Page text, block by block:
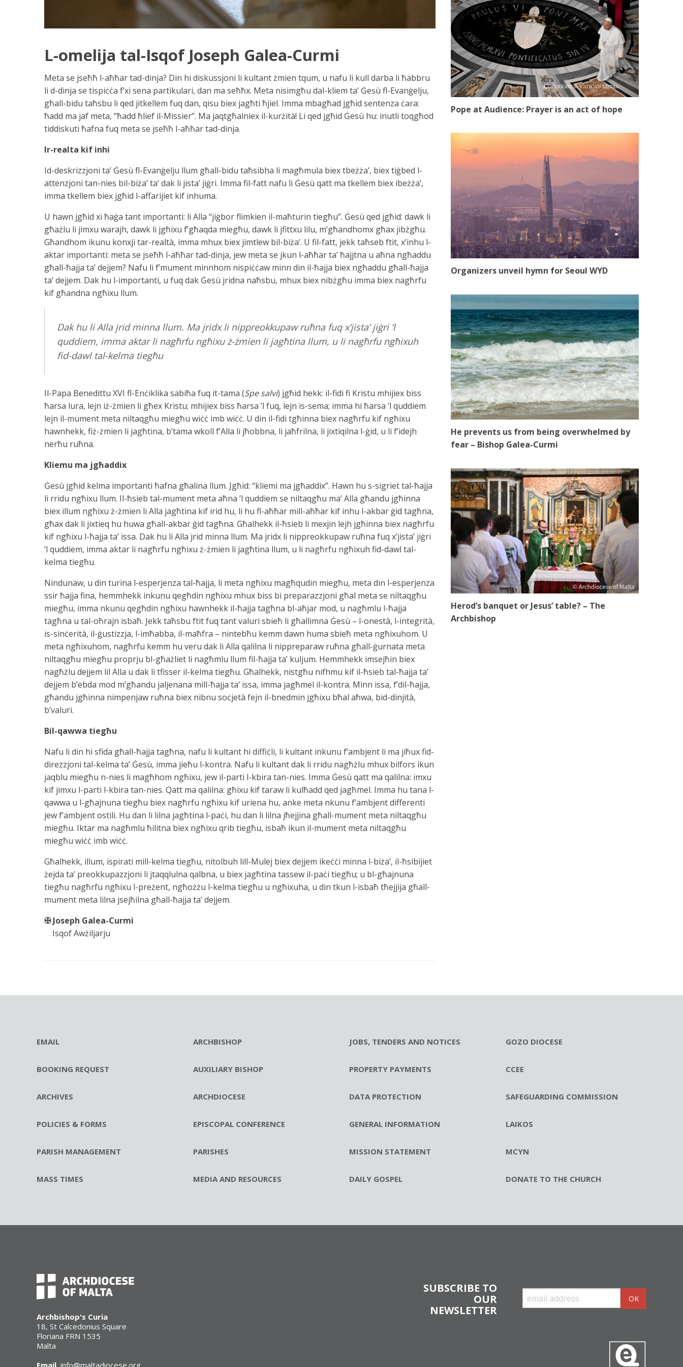
L-omelija tal-Isqof Joseph Galea-Curmi
Meta se jseħħ l-aħħar tad-dinja? Din hi diskussjoni li kultant żmien tqum, u nafu li kull darba li ħabbru
li d-dinja se tispiċċa f’xi sena partikulari, dan ma seħħx. Meta nisimgħu dal-kliem ta’ Ġesù fl-Evanġelju,
għall-bidu taħsbu li qed jitkellem fuq dan, qisu biex jagħti ħjiel. Imma mbagħad jgħid sentenza ċara:
ħadd ma jaf meta, “ħadd ħlief il-Missier”. Ma jaqtgħalniex il-kurżità! Li qed jgħid Ġesù hu: inutli toqgħod
tiddiskuti ħafna fuq meta se jseħħ l-aħħar tad-dinja.
Ir-realta kif inhi
Id-deskrizzjoni ta’ Ġesù fl-Evanġelju llum għall-bidu taħsibha li magħmula biex tbeżża’, biex tiġbed l-
attenzjoni tan-nies bil-biża’ ta’ dak li jista’ jiġri. Imma fil-fatt nafu li Ġesù qatt ma tkellem biex ibeżża’,
imma tkellem biex jgħid l-affarijiet kif inhuma.
U hawn jgħid xi ħaġa tant importanti: li Alla “jiġbor flimkien il-maħturin tiegħu”. Ġesù qed jgħid: dawk li
għażlu li jimxu warajh, dawk li jgħixu f’għaqda miegħu, dawk li jfittxu lilu, m’għandhomx għax jibżgħu.
Għandhom ikunu konxji tar-realtà, imma mhux biex jimtlew bil-biża’. U fil-fatt, jekk taħseb ftit, x’inhu l-
aktar importanti: meta se jseħħ l-aħħar tad-dinja, jew meta se jkun l-aħħar ta’ ħajjtna u aħna ngħaddu
għall-ħajja ta’ dejjem? Nafu li f’mument minnhom nispiċċaw minn din il-ħajja biex ngħaddu għall-ħajja
ta’ dejjem. Dak hu l-importanti, u fuq dak Ġesù jridna naħsbu, mhux biex nibżgħu imma biex nagħrfu
kif għandna ngħixu llum.
Dak hu li Alla jrid minna llum. Ma jridx li nippreokkupaw ruħna fuq x’jista’ jiġri ’l
quddiem, imma aktar li nagħrfu ngħixu ż-żmien li jagħtina llum, u li nagħrfu ngħixuh
fid-dawl tal-kelma tiegħu
Il-Papa Benedittu XVI fl-Enċiklika sabiħa fuq it-tama (Spe salvi) jgħid hekk: il-fidi fi Kristu mhijiex biss
ħarsa lura, lejn iż-żmien li għex Kristu; mhijiex biss ħarsa ’l fuq, lejn is-sema; imma hi ħarsa ’l quddiem
lejn il-mument meta niltaqgħu miegħu wiċċ imb wiċċ. U din il-fidi tgħinna biex nagħrfu kif ngħixu
hawnhekk, fiż-żmien li jagħtina, b’tama wkoll f’Alla li jħobbna, li jaħfrilna, li jixtiqilna l-ġid, u li f’idejh
nerħu ruħna.
Kliemu ma jgħaddix
Ġesù jgħid kelma importanti ħafna għalina llum. Jgħid: “kliemi ma jgħaddix”. Hawn hu s-sigriet tal-ħajja
li rridu ngħixu llum. Il-ħsieb tal-mument meta aħna ’l quddiem se niltaqgħu ma’ Alla għandu jgħinna
biex illum ngħixu ż-żmien li Alla jagħtina kif irid hu, li hu fl-aħħar mill-aħħar kif inhu l-akbar ġid tagħna,
għax dak li jixtieq hu huwa għall-akbar ġid tagħna. Għalhekk il-ħsieb li mexjin lejh jgħinna biex nagħrfu
kif ngħixu l-ħajja ta’ issa. Dak hu li Alla jrid minna llum. Ma jridx li nippreokkupaw ruħna fuq x’jista’ jiġri
’l quddiem, imma aktar li nagħrfu ngħixu ż-żmien li jagħtina llum, u li nagħrfu ngħixuh fid-dawl tal-
kelma tiegħu.
Nindunaw, u din turina l-esperjenza tal-ħajja, li meta ngħixu magħqudin miegħu, meta din l-esperjenza
ssir ħajja fina, hemmhekk inkunu qegħdin ngħixu mhux biss bi preparazzjoni għal meta se niltaqgħu
miegħu, imma nkunu qegħdin ngħixu hawnhekk il-ħajja tagħna bl-aħjar mod, u nagħmlu l-ħajja
tagħna u tal-oħrajn isbaħ. Jekk taħsbu ftit fuq tant valuri sbieħ li għallimna Ġesù – l-onestà, l-integrità,
is-sinċerità, il-ġustizzja, l-imħabba, il-maħfra – nintebħu kemm dawn huma sbieħ meta ngħixuhom. U
meta ngħixuhom, nagħrfu kemm hu veru dak li Alla qalilna li nippreparaw ruħna għall-ġurnata meta
niltaqgħu miegħu proprju bl-għażliet li nagħmlu llum fil-ħajja ta’ kuljum. Hemmhekk imsejħin biex
nagħżlu dejjem lil Alla u dak li tfisser il-kelma tiegħu. Għalhekk, nistgħu nifhmu kif il-ħsieb tal-ħajja ta’
dejjem b’ebda mod m’għandu jaljenana mill-ħajja ta’ issa, imma jagħmel il-kontra. Minn issa, f’dil-ħajja,
għandu jgħinna nimpenjaw ruħna biex nibnu soċjetà fejn il-bnedmin jgħixu bħal aħwa, bid-dinjità,
b’valuri.
Bil-qawwa tiegħu
Nafu li din hi sfida għall-ħajja tagħna, nafu li kultant hi diffiċli, li kultant inkunu f’ambjent li ma jiħux fid-
direzzjoni tal-kelma ta’ Ġesù, imma jieħu l-kontra. Nafu li kultant dak li rridu nagħżlu mhux bilfors ikun
jaqblu miegħu n-nies li magħhom ngħixu, jew il-parti l-kbira tan-nies. Imma Ġesù qatt ma qalilna: imxu
kif jimxu l-parti l-kbira tan-nies. Qatt ma qalilna: għixu kif taraw li kulħadd qed jagħmel. Imma hu tana l-
qawwa u l-għajnuna tiegħu biex nagħrfu ngħixu kif uriena hu, anke meta nkunu f’ambjent differenti
jew f’ambjent ostili. Hu dan li lilna jagħtina l-paċi, hu dan li lilna jħejjina għall-mument meta niltaqgħu
miegħu. Iktar ma nagħmlu ħilitna biex ngħixu qrib tiegħu, isbaħ ikun il-mument meta niltaqgħu
miegħu wiċċ imb wiċċ.
Għalhekk, illum, ispirati mill-kelma tiegħu, nitolbuh lill-Mulej biex dejjem ikeċċi minna l-biża’, il-ħsibijiet
żejda ta’ preokkupazzjoni li jtaqqlulna qalbna, u biex jagħtina tassew il-paċi tiegħu; u bl-għajnuna
tiegħu nagħrfu ngħixu l-preżent, ngħożżu l-kelma tiegħu u ngħixuha, u din tkun l-isbaħ tħejjija għall-
mument meta lilna jsejħilna għall-ħajja ta’ dejjem.
✠ Joseph Galea-Curmi
Isqof Awżiljarju
Pope at Audience: Prayer is an act of hope
Organizers unveil hymn for Seoul WYD
He prevents us from being overwhelmed by
fear – Bishop Galea-Curmi
Herod’s banquet or Jesus’ table? – The
Archbishop
EMAIL
BOOKING REQUEST
ARCHIVES
POLICIES & FORMS
PARISH MANAGEMENT
MASS TIMES
ARCHBISHOP
AUXILIARY BISHOP
ARCHDIOCESE
EPISCOPAL CONFERENCE
PARISHES
MEDIA AND RESOURCES
JOBS, TENDERS AND NOTICES
PROPERTY PAYMENTS
DATA PROTECTION
GENERAL INFORMATION
MISSION STATEMENT
DAILY GOSPEL
GOZO DIOCESE
CCEE
SAFEGUARDING COMMISSION
LAIKOS
MCYN
DONATE TO THE CHURCH
Archbishop's Curia
18, St Calcedonius Square
Floriana FRN 1535
Malta
SUBSCRIBE TO
OUR
NEWSLETTER